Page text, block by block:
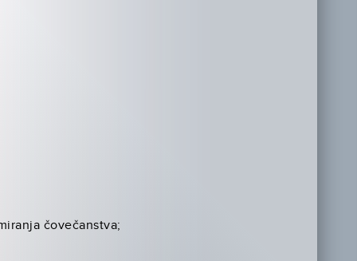
čovečanstva;